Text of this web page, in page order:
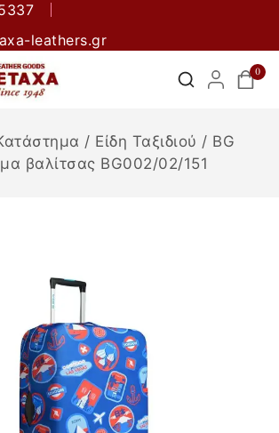
leathers.gr
0
/ Είδη Ταξιδιού / BG
βαλίτσας BG002/02/151